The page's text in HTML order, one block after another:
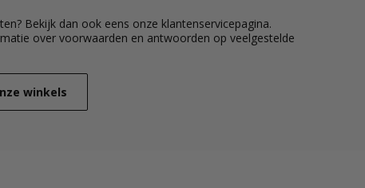
Bekijk dan ook eens onze klantenservicepagina.
over voorwaarden en antwoorden op veelgestelde
winkels